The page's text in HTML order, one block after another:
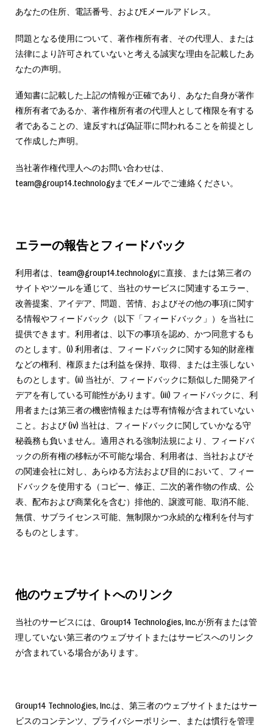
あなたの住所、電話番号、およびEメールアドレス。
問題となる使用について、著作権所有者、その代理人、または
法律により許可されていないと考える誠実な理由を記載したあ
なたの声明。
通知書に記載した上記の情報が正確であり、あなた自身が著作
権所有者であるか、著作権所有者の代理人として権限を有する
者であることの、違反すれば偽証罪に問われることを前提とし
て作成した声明。
当社著作権代理人へのお問い合わせは、
team@group14.technologyまでEメールでご連絡ください。
エラーの報告とフィードバック
利用者は、team@group14.technologyに直接、または第三者の
サイトやツールを通じて、当社のサービスに関連するエラー、
改善提案、アイデア、問題、苦情、およびその他の事項に関す
る情報やフィードバック（以下「フィードバック」）を当社に
提供できます。利用者は、以下の事項を認め、かつ同意するも
のとします。(i) 利用者は、フィードバックに関する知的財産権
などの権利、権原または利益を保持、取得、または主張しない
ものとします。(ii) 当社が、フィードバックに類似した開発アイ
デアを有している可能性があります。(iii) フィードバックに、利
用者または第三者の機密情報または専有情報が含まれていない
こと。および (iv) 当社は、フィードバックに関していかなる守
秘義務も負いません。適用される強制法規により、フィードバ
ックの所有権の移転が不可能な場合、利用者は、当社およびそ
の関連会社に対し、あらゆる方法および目的において、フィー
ドバックを使用する（コピー、修正、二次的著作物の作成、公
表、配布および商業化を含む）排他的、譲渡可能、取消不能、
無償、サブライセンス可能、無制限かつ永続的な権利を付与す
るものとします。
他のウェブサイトへのリンク
当社のサービスには、Group14 Technologies, Inc.が所有または管
理していない第三者のウェブサイトまたはサービスへのリンク
が含まれている場合があります。
Group14 Technologies, Inc.は、第三者のウェブサイトまたはサー
ビスのコンテンツ、プライバシーポリシー、または慣行を管理